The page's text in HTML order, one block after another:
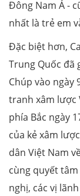
Đông Nam Á -
nhất là trẻ em
Đặc biệt hơn,
Trung Quốc đã
Chúp vào ngày
tranh xâm lược
phía Bắc ngày
của kẻ xâm
dân Việt Nam
cùng quyết
nghị, các vị